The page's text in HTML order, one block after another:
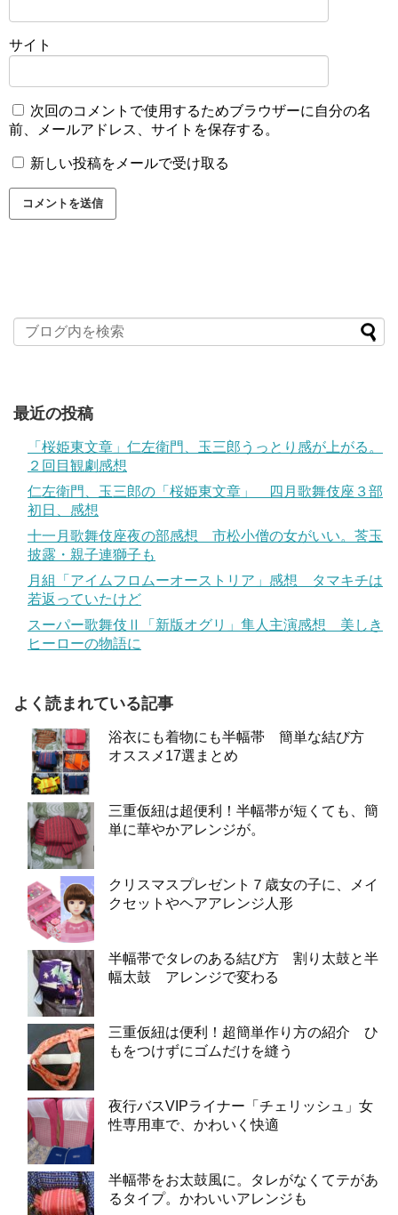
サイト
次回のコメントで使用するためブラウザーに自分の名
前、メールアドレス、サイトを保存する。
新しい投稿をメールで受け取る
最近の投稿
「桜姫東文章」仁左衛門、玉三郎うっとり感が上がる。
２回目観劇感想
仁左衛門、玉三郎の「桜姫東文章」 四月歌舞伎座３部
初日、感想
十一月歌舞伎座夜の部感想 市松小僧の女がいい。莟玉
披露・親子連獅子も
月組「アイムフロムーオーストリア」感想 タマキチは
若返っていたけど
スーパー歌舞伎Ⅱ「新版オグリ」隼人主演感想 美しき
ヒーローの物語に
よく読まれている記事
浴衣にも着物にも半幅帯 簡単な結び方
オススメ17選まとめ
三重仮紐は超便利！半幅帯が短くても、簡
単に華やかアレンジが。
クリスマスプレゼント７歳女の子に、メイ
クセットやヘアアレンジ人形
半幅帯でタレのある結び方 割り太鼓と半
幅太鼓 アレンジで変わる
三重仮紐は便利！超簡単作り方の紹介 ひ
もをつけずにゴムだけを縫う
夜行バスVIPライナー「チェリッシュ」女
性専用車で、かわいく快適
半幅帯をお太鼓風に。タレがなくてテがあ
るタイプ。かわいいアレンジも